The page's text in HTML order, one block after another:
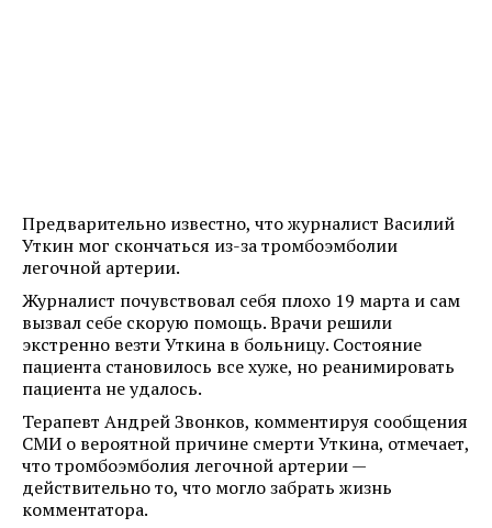
Предварительно известно, что журналист Василий
Уткин мог скончаться из-за тромбоэмболии
легочной артерии.
Журналист почувствовал себя плохо 19 марта и сам
вызвал себе скорую помощь. Врачи решили
экстренно везти Уткина в больницу. Состояние
пациента становилось все хуже, но реанимировать
пациента не удалось.
Терапевт Андрей Звонков, комментируя сообщения
СМИ о вероятной причине смерти Уткина, отмечает,
что тромбоэмболия легочной артерии —
действительно то, что могло забрать жизнь
комментатора.